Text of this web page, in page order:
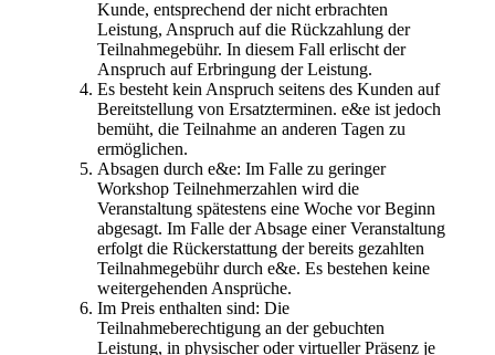
Kunde, entsprechend der nicht erbrachten
Leistung, Anspruch auf die Rückzahlung der
Teilnahmegebühr. In diesem Fall erlischt der
Anspruch auf Erbringung der Leistung.
Es besteht kein Anspruch seitens des Kunden auf
Bereitstellung von Ersatzterminen. e&e ist jedoch
bemüht, die Teilnahme an anderen Tagen zu
ermöglichen.
Absagen durch e&e: Im Falle zu geringer
Workshop Teilnehmerzahlen wird die
Veranstaltung spätestens eine Woche vor Beginn
abgesagt. Im Falle der Absage einer Veranstaltung
erfolgt die Rückerstattung der bereits gezahlten
Teilnahmegebühr durch e&e. Es bestehen keine
weitergehenden Ansprüche.
Im Preis enthalten sind: Die
Teilnahmeberechtigung an der gebuchten
Leistung, in physischer oder virtueller Präsenz je